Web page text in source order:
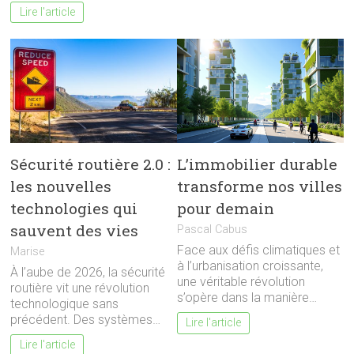
Lire l'article
Sécurité routière 2.0 :
les nouvelles
technologies qui
sauvent des vies
Marise
À l’aube de 2026, la sécurité
routière vit une révolution
technologique sans
précédent. Des systèmes…
Lire l'article
L’immobilier durable
transforme nos villes
pour demain
Pascal Cabus
Face aux défis climatiques et
à l’urbanisation croissante,
une véritable révolution
s’opère dans la manière…
Lire l'article